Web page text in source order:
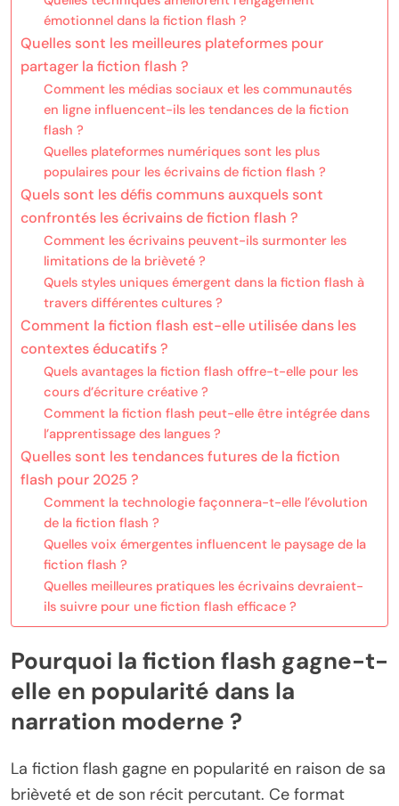
émotionnel dans la fiction flash ?
Quelles sont les meilleures plateformes pour
partager la fiction flash ?
Comment les médias sociaux et les communautés
en ligne influencent-ils les tendances de la fiction
flash ?
Quelles plateformes numériques sont les plus
populaires pour les écrivains de fiction flash ?
Quels sont les défis communs auxquels sont
confrontés les écrivains de fiction flash ?
Comment les écrivains peuvent-ils surmonter les
limitations de la brièveté ?
Quels styles uniques émergent dans la fiction flash à
travers différentes cultures ?
Comment la fiction flash est-elle utilisée dans les
contextes éducatifs ?
Quels avantages la fiction flash offre-t-elle pour les
cours d’écriture créative ?
Comment la fiction flash peut-elle être intégrée dans
l’apprentissage des langues ?
Quelles sont les tendances futures de la fiction
flash pour 2025 ?
Comment la technologie façonnera-t-elle l’évolution
de la fiction flash ?
Quelles voix émergentes influencent le paysage de la
fiction flash ?
Quelles meilleures pratiques les écrivains devraient-
ils suivre pour une fiction flash efficace ?
Pourquoi la fiction flash gagne-t-
elle en popularité dans la
narration moderne ?
La fiction flash gagne en popularité en raison de sa
brièveté et de son récit percutant. Ce format